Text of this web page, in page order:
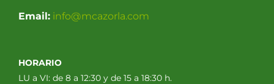
Email: info@mcazorla.com
HORARIO
LU a VI: de 8 a 12:30 y de 15 a 18:30 h.